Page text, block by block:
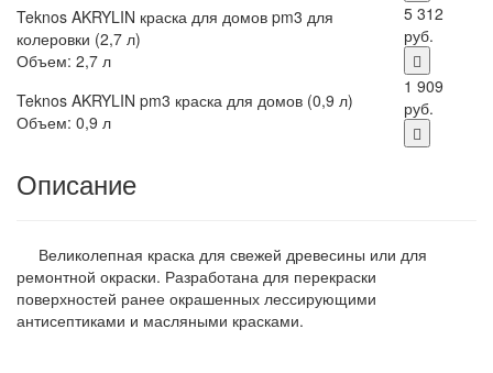
Teknos AKRYLIN краска для домов pm3 для
колеровки (2,7 л)
Объем: 2,7 л
5 312
руб.
Teknos AKRYLIN pm3 краска для домов (0,9 л)
Объем: 0,9 л
1 909
руб.
Описание
Великолепная краска для свежей древесины или для
ремонтной окраски. Разработана для перекраски
поверхностей ранее окрашенных лессирующими
антисептиками и масляными красками.